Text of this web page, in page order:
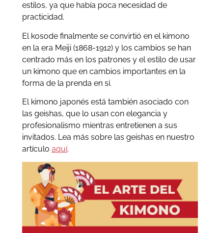
estilos, ya que había poca necesidad de
practicidad.
El kosode finalmente se convirtió en el kimono
en la era Meiji (1868-1912) y los cambios se han
centrado más en los patrones y el estilo de usar
un kimono que en cambios importantes en la
forma de la prenda en sí.
El kimono japonés está también asociado con
las geishas, ​​que lo usan con elegancia y
profesionalismo mientras entretienen a sus
invitados. Lea más sobre las geishas en nuestro
artículo aquí.